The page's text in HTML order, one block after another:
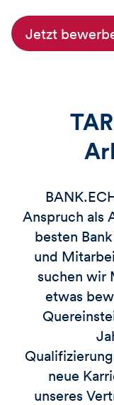
Jetzt
Anspruch als
besten
und
suchen wir
etwas
neue
unseres